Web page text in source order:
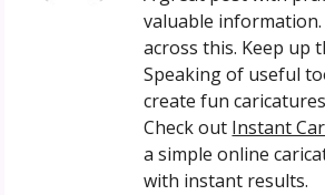
valuable information.
across this. Keep up
Speaking of useful
create fun
Check out Instant
a simple online
with instant results.